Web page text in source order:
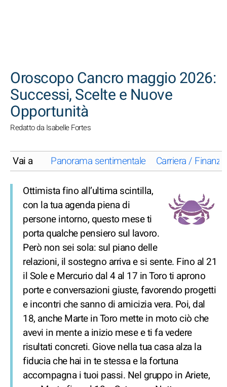
Oroscopo Cancro maggio 2026:
Successi, Scelte e Nuove
Opportunità
Redatto da Isabelle Fortes
Vai a Panorama sentimentale Carriera / Finanze
Ottimista fino all’ultima scintilla,
con la tua agenda piena di
persone intorno, questo mese ti
porta qualche pensiero sul lavoro.
Però non sei sola: sul piano delle
relazioni, il sostegno arriva e si sente. Fino al 21
il Sole e Mercurio dal 4 al 17 in Toro ti aprono
porte e conversazioni giuste, favorendo progetti
e incontri che sanno di amicizia vera. Poi, dal
18, anche Marte in Toro mette in moto ciò che
avevi in mente a inizio mese e ti fa vedere
risultati concreti. Giove nella tua casa alza la
fiducia che hai in te stessa e la fortuna
accompagna i tuoi passi. Nel gruppo in Ariete,